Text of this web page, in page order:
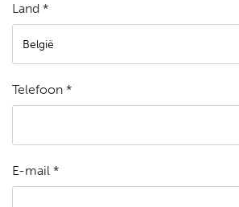
Land *
Telefoon *
E-mail *